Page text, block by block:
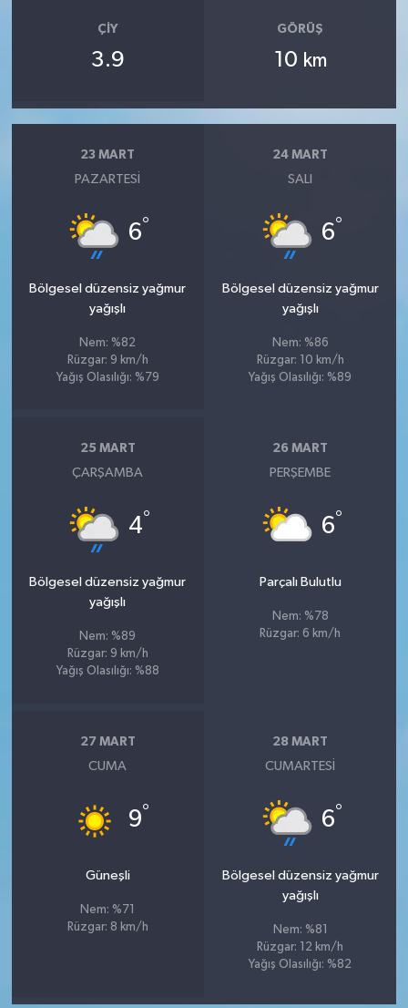
ÇIY
3.9
GÖRÜŞ
10 km
23 MART
PAZARTESI
6°
Bölgesel düzensiz yağmur
yağışlı
Nem: %82
Rüzgar: 9 km/h
Yağış Olasılığı: %79
24 MART
SALI
6°
Bölgesel düzensiz yağmur
yağışlı
Nem: %86
Rüzgar: 10 km/h
Yağış Olasılığı: %89
25 MART
ÇARŞAMBA
4°
Bölgesel düzensiz yağmur
yağışlı
Nem: %89
Rüzgar: 9 km/h
Yağış Olasılığı: %88
26 MART
PERŞEMBE
6°
Parçalı Bulutlu
Nem: %78
Rüzgar: 6 km/h
27 MART
CUMA
9°
Güneşli
Nem: %71
Rüzgar: 8 km/h
28 MART
CUMARTESI
6°
Bölgesel düzensiz yağmur
yağışlı
Nem: %81
Rüzgar: 12 km/h
Yağış Olasılığı: %82